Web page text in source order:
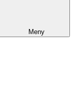
Meny